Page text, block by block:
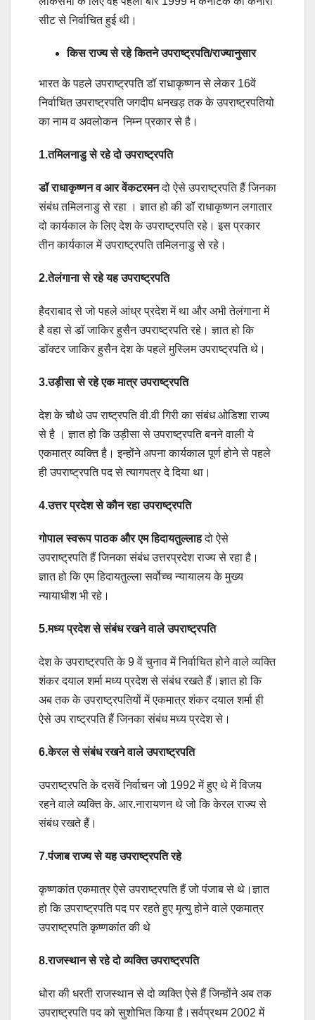
सीट से निर्वाचित हुई थी।
किस राज्य से रहे कितने उपराष्ट्रपति/राज्यानुसार
भारत के पहले उपराष्ट्रपति डॉ राधाकृष्णन से लेकर 16वें
निर्वाचित उपराष्ट्रपति जगदीप धनखड़ तक के उपराष्ट्रपतियो
का नाम व अवलोकन निम्न प्रकार से है।
1.तमिलनाडु से रहे दो उपराष्ट्रपति
डॉ राधाकृष्णन व आर वेंकटरमनदो ऐसे उपराष्ट्रपति हैं जिनका
संबंध तमिलनाडु से रहा । ज्ञात हो की डॉ राधाकृष्णन लगातार
दो कार्यकाल के लिए देश के उपराष्ट्रपति रहे। इस प्रकार
तीन कार्यकाल में उपराष्ट्रपति तमिलनाडु से रहे।
2.तेलंगाना से रहे यह उपराष्ट्रपति
हैदराबाद से जो पहले आंध्र प्रदेश में था और अभी तेलंगाना में
है वहा से डॉ जाकिर हुसैन उपराष्ट्रपति रहे। ज्ञात हो कि
डॉक्टर जाकिर हुसैन देश के पहले मुस्लिम उपराष्ट्रपति थे।
3.उड़ीसा से रहे एक मात्र उपराष्ट्रपति
देश के चौथे उप राष्ट्रपति वी.वी गिरी का संबंध ओडिशा राज्य
से है । ज्ञात हो कि उड़ीसा से उपराष्ट्रपति बनने वाली ये
एकमात्र व्यक्ति है। इन्होंने अपना कार्यकाल पूर्ण होने से पहले
ही उपराष्ट्रपति पद से त्यागपत्र दे दिया था।
4.उत्तर प्रदेश से कौन रहा उपराष्ट्रपति
गोपाल स्वरूप पाठक और एम हिदायतुल्लाहदो ऐसे
उपराष्ट्रपति हैं जिनका संबंध उत्तरप्रदेश राज्य से रहा है।
ज्ञात हो कि एम हिदायतुल्ला सर्वोच्च न्यायालय के मुख्य
न्यायाधीश भी रहे।
5.मध्य प्रदेश से संबंध रखने वाले उपराष्ट्रपति
देश के उपराष्ट्रपति के 9 वें चुनाव में निर्वाचित होने वाले व्यक्ति
शंकर दयाल शर्मा मध्य प्रदेश से संबंध रखते हैं।ज्ञात हो कि
अब तक के उपराष्ट्रपतियों में एकमात्र शंकर दयाल शर्मा ही
ऐसे उप राष्ट्रपति हैं जिनका संबंध मध्य प्रदेश से।
6.केरल से संबंध रखने वाले उपराष्ट्रपति
उपराष्ट्रपति के दसवें निर्वाचन जो 1992 में हुए थे में विजय
रहने वाले व्यक्ति के. आर.नारायणन थे जो कि केरल राज्य से
संबंध रखते हैं।
7.पंजाब राज्य से यह उपराष्ट्रपति रहे
कृष्णकांत एकमात्र ऐसे उपराष्ट्रपति हैं जो पंजाब से थे।ज्ञात
हो कि उपराष्ट्रपति पद पर रहते हुए मृत्यु होने वाले एकमात्र
उपराष्ट्रपति कृष्णकांत की थे
8.राजस्थान से रहे दो व्यक्ति उपराष्ट्रपति
धोरा की धरती राजस्थान से दो व्यक्ति ऐसे हैं जिन्होंने अब तक
उपराष्ट्रपति पद को सुशोभित किया है।सर्वप्रथम 2002 में